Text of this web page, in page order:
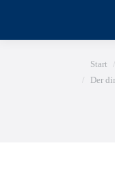
Sie befinden sich hier:
Start
Der